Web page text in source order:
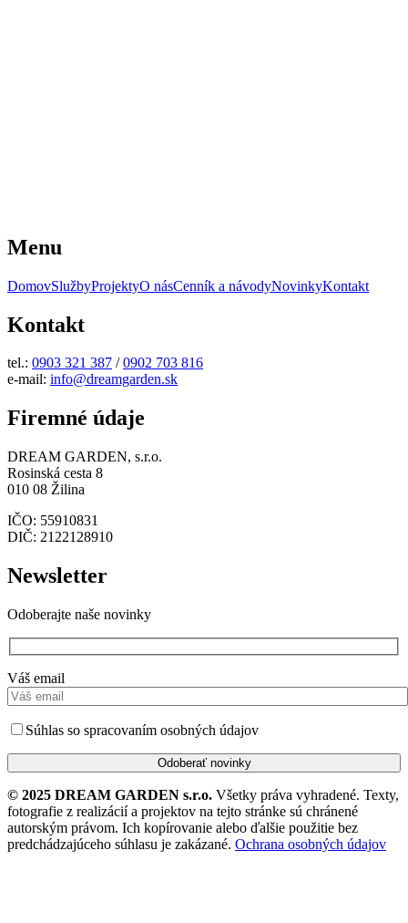
Menu
DomovSlužbyProjektyO násCenník a návodyNovinkyKontakt
Kontakt
tel.: 0903 321 387 /0902 703 816
e-mail: info@dreamgarden.sk
Firemné údaje
DREAM GARDEN, s.r.o.
Rosinská cesta 8
010 08 Žilina
IČO: 55910831
DIČ: 2122128910
Newsletter
Odoberajte naše novinky
Váš email
Súhlas so spracovaním osobných údajov
© 2025 DREAM GARDEN s.r.o. Všetky práva vyhradené. Texty,
fotografie z realizácií a projektov na tejto stránke sú chránené
autorským právom. Ich kopírovanie alebo ďalšie použitie bez
predchádzajúceho súhlasu je zakázané. Ochrana osobných údajov